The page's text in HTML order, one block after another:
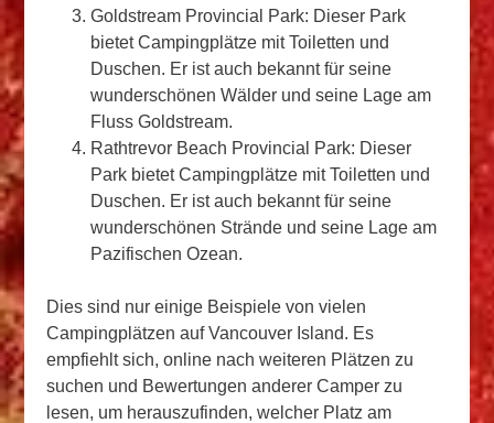
Goldstream Provincial Park: Dieser Park
bietet Campingplätze mit Toiletten und
Duschen. Er ist auch bekannt für seine
wunderschönen Wälder und seine Lage am
Fluss Goldstream.
Rathtrevor Beach Provincial Park: Dieser
Park bietet Campingplätze mit Toiletten und
Duschen. Er ist auch bekannt für seine
wunderschönen Strände und seine Lage am
Pazifischen Ozean.
Dies sind nur einige Beispiele von vielen
Campingplätzen auf Vancouver Island. Es
empfiehlt sich, online nach weiteren Plätzen zu
suchen und Bewertungen anderer Camper zu
lesen, um herauszufinden, welcher Platz am